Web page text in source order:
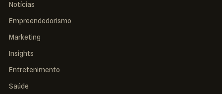
Notícias
Empreendedorismo
Marketing
Insights
Entretenimento
Saúde